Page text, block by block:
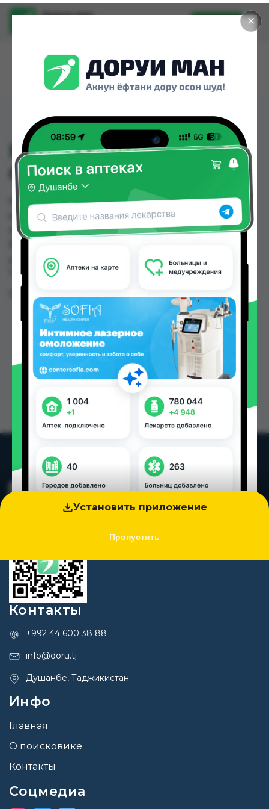
✕
Установить приложение
Пропустить
Доруи ман
Установить
КРАСКА ДЛЯ ВОЛОС
ОДОРА №6,25
КРАСКА ДЛЯ ВОЛОС ОДОРА №6,25 можно
купить или заказать в аптеках, Аптека Нур (Nur),
Арча, Аслфарм №3, Аслфарм №6, Ватан №1,
до 40.00 TJS в Душанбе и других городах
Таджикистана
Контакты
+992 44 600 38 88
info@doru.tj
Душанбе, Таджикистан
Инфо
Главная
О поисковике
Контакты
Соцмедиа